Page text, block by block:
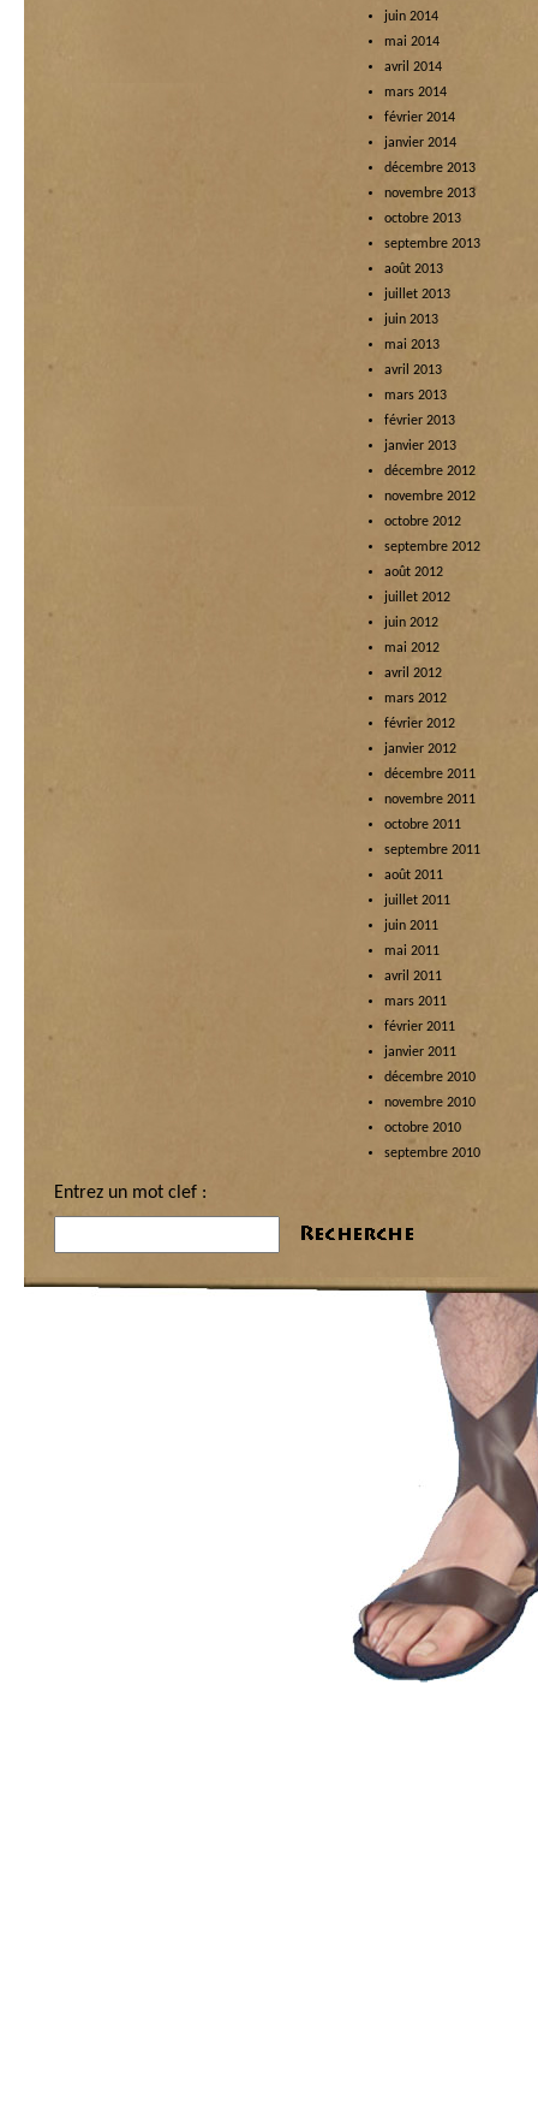
juin 2014
mai 2014
avril 2014
mars 2014
février 2014
janvier 2014
décembre 2013
novembre 2013
octobre 2013
septembre 2013
août 2013
juillet 2013
juin 2013
mai 2013
avril 2013
mars 2013
février 2013
janvier 2013
décembre 2012
novembre 2012
octobre 2012
septembre 2012
août 2012
juillet 2012
juin 2012
mai 2012
avril 2012
mars 2012
février 2012
janvier 2012
décembre 2011
novembre 2011
octobre 2011
septembre 2011
août 2011
juillet 2011
juin 2011
mai 2011
avril 2011
mars 2011
février 2011
janvier 2011
décembre 2010
novembre 2010
octobre 2010
septembre 2010
Entrez un mot clef :